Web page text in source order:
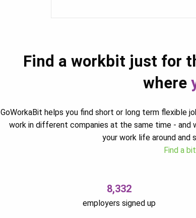
Find a workbit just for
where
GoWorkaBit helps you find short or long term flexible
work in different companies at the same time - and
your work life around and
Find a
8,332
employers signed up